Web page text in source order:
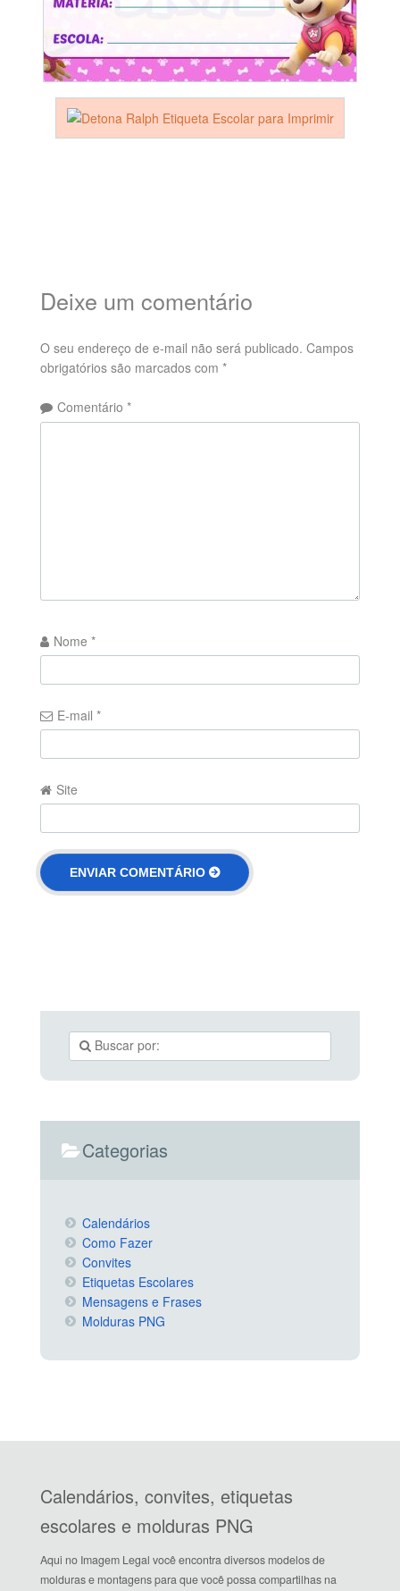
Deixe um comentário
O seu endereço de e-mail não será publicado. Campos
obrigatórios são marcados com *
Comentário *
Nome *
E-mail *
Site
Categorias
Calendários
Como Fazer
Convites
Etiquetas Escolares
Mensagens e Frases
Molduras PNG
Calendários, convites, etiquetas
escolares e molduras PNG
Aqui no Imagem Legal você encontra diversos modelos de
molduras e montagens para que você possa compartilhas na